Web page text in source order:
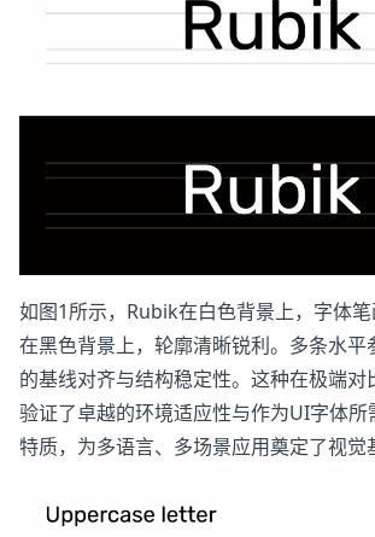
如图1所示，Rubik在白色背景上，字体笔
在黑色背景上，轮廓清晰锐利。多条水平
的基线对齐与结构稳定性。这种在极端对
验证了卓越的环境适应性与作为UI字体所
特质，为多语言、多场景应用奠定了视觉